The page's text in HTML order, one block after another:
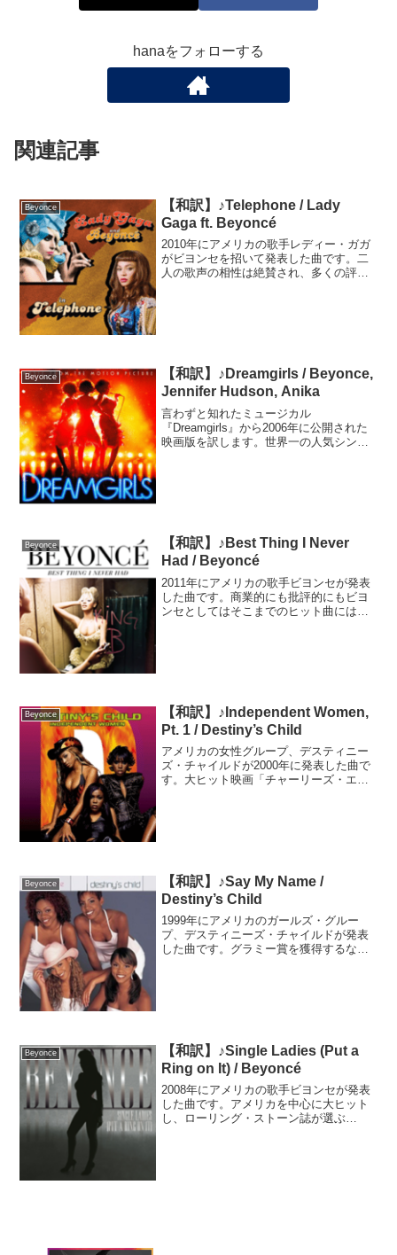
hanaをフォローする
関連記事
Beyonce
【和訳】♪Telephone / Lady
Gaga ft. Beyoncé
2010年にアメリカの歌手レディー・ガガ
がビヨンセを招いて発表した曲です。二
人の歌声の相性は絶賛され、多くの評論
Beyonce
【和訳】♪Dreamgirls / Beyonce,
Jennifer Hudson, Anika
言わずと知れたミュージカル
『Dreamgirls』から2006年に公開された
映画版を訳します。世界一の人気シンガ
Beyonce
【和訳】♪Best Thing I Never
Had / Beyoncé
2011年にアメリカの歌手ビヨンセが発表
した曲です。商業的にも批評的にもビヨ
ンセとしてはそこまでのヒット曲にはな
Beyonce
【和訳】♪Independent Women,
Pt. 1 / Destiny’s Child
アメリカの女性グループ、デスティニー
ズ・チャイルドが2000年に発表した曲で
す。大ヒット映画「チャーリーズ・エン
Beyonce
【和訳】♪Say My Name /
Destiny’s Child
1999年にアメリカのガールズ・グルー
プ、デスティニーズ・チャイルドが発表
した曲です。グラミー賞を獲得するなど
Beyonce
【和訳】♪Single Ladies (Put a
Ring on It) / Beyoncé
2008年にアメリカの歌手ビヨンセが発表
した曲です。アメリカを中心に大ヒット
し、ローリング・ストーン誌が選ぶ